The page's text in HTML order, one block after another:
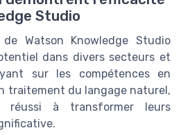
Studio
Watson Knowledge Studio
dans divers secteurs et
sur les compétences en
traitement du langage naturel,
réussi à transformer leurs